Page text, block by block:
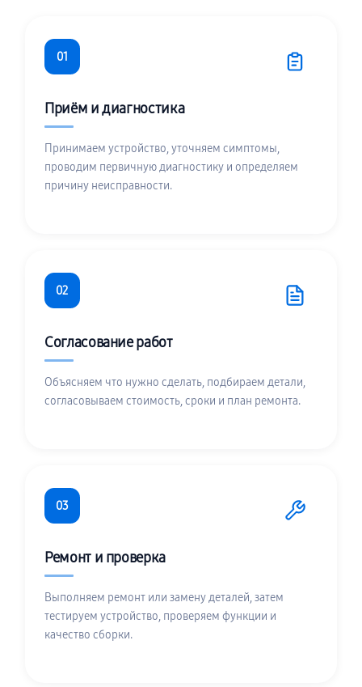
01
Приём и диагностика
Принимаем устройство, уточняем симптомы,
проводим первичную диагностику и определяем
причину неисправности.
02
Согласование работ
Объясняем что нужно сделать, подбираем детали,
согласовываем стоимость, сроки и план ремонта.
03
Ремонт и проверка
Выполняем ремонт или замену деталей, затем
тестируем устройство, проверяем функции и
качество сборки.